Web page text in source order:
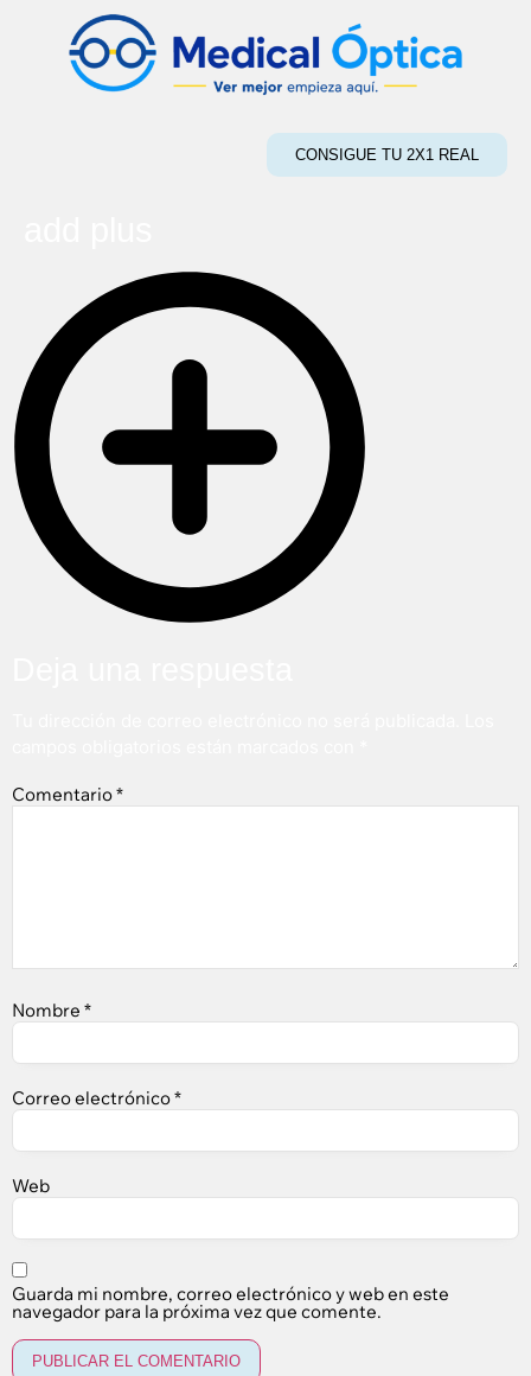
CONSIGUE TU 2X1 REAL
Comentario*
Nombre *
Correo electrónico*
Web
Guarda mi nombre, correo electrónico y web en este
navegador para la próxima vez que comente.